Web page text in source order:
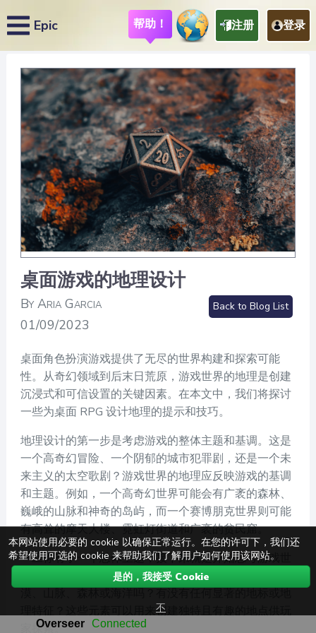
Epic 帮助！ 注册 登录
桌面游戏的地理设计
By Aria Garcia
01/09/2023
Back to Blog List
桌面角色扮演游戏提供了无尽的世界构建和探索可能
性。从奇幻领域到后末日荒原，游戏世界的地理是创建
沉浸式和可信设置的关键因素。在本文中，我们将探讨
一些为桌面 RPG 设计地理的提示和技巧。
地理设计的第一步是考虑游戏的整体主题和基调。这是
一个高奇幻冒险、一个阴郁的城市犯罪剧，还是一个未
来主义的太空歌剧？游戏世界的地理应反映游戏的基调
和主题。例如，一个高奇幻世界可能会有广袤的森林、
巍峨的山脉和神奇的岛屿，而一个赛博朋克世界则可能
有高耸的摩天大楼、霓虹灯街道和广袤的贫民窟。
一旦你有了一个总体主题，接下来就是开始思考游戏世
界中的具体地点。游戏世界中存在什么样的地形？有沙
理特征？这些元素可以用来创建独特且有趣的地点供玩
家探索。
本网站使用必要的 cookie 以确保正常运行。在您的许可下，我们还
希望使用可选的 cookie 来帮助我们了解用户如何使用该网站。
是的，我接受 Cookie
不